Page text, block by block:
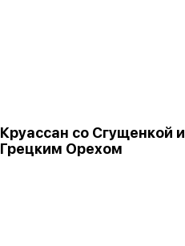
Круассан со Сгущенкой и
Грецким Орехом